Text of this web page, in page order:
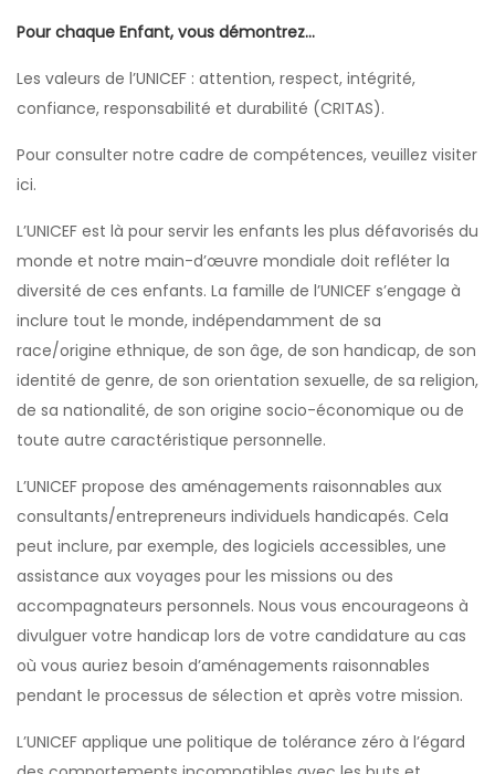
Pour chaque Enfant, vous démontrez…
Les valeurs de l’UNICEF : attention, respect, intégrité,
confiance, responsabilité et durabilité (CRITAS).
Pour consulter notre cadre de compétences, veuillez visiter
ici.
L’UNICEF est là pour servir les enfants les plus défavorisés du
monde et notre main-d’œuvre mondiale doit refléter la
diversité de ces enfants. La famille de l’UNICEF s’engage à
inclure tout le monde, indépendamment de sa
race/origine ethnique, de son âge, de son handicap, de son
identité de genre, de son orientation sexuelle, de sa religion,
de sa nationalité, de son origine socio-économique ou de
toute autre caractéristique personnelle.
L’UNICEF propose des aménagements raisonnables aux
consultants/entrepreneurs individuels handicapés. Cela
peut inclure, par exemple, des logiciels accessibles, une
assistance aux voyages pour les missions ou des
accompagnateurs personnels. Nous vous encourageons à
divulguer votre handicap lors de votre candidature au cas
où vous auriez besoin d’aménagements raisonnables
pendant le processus de sélection et après votre mission.
L’UNICEF applique une politique de tolérance zéro à l’égard